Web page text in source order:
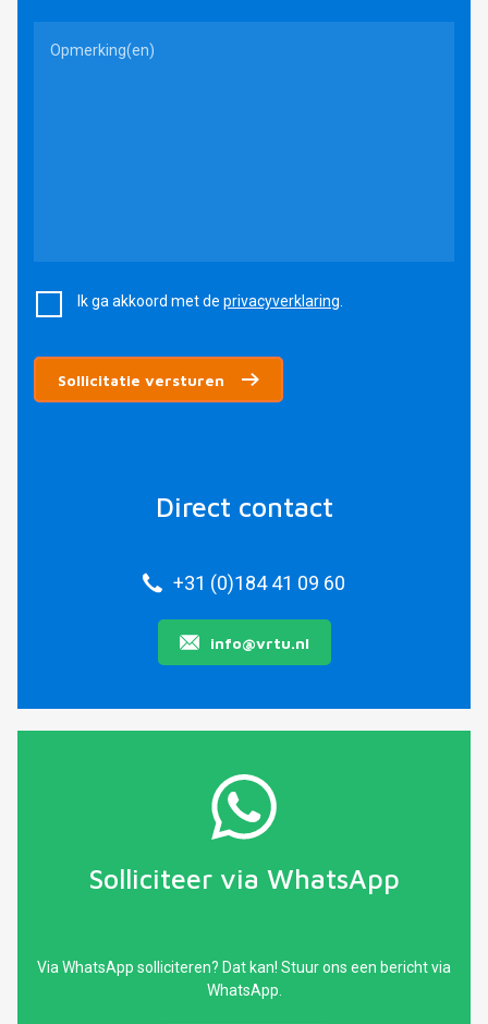
Voor werkgevers
Ik ga akkoord met de privacyverklaring.
Sollicitatie versturen
Direct contact
+31 (0)184 41 09 60
info@vrtu.nl
Solliciteer via WhatsApp
Via WhatsApp solliciteren? Dat kan! Stuur ons een bericht via
WhatsApp.